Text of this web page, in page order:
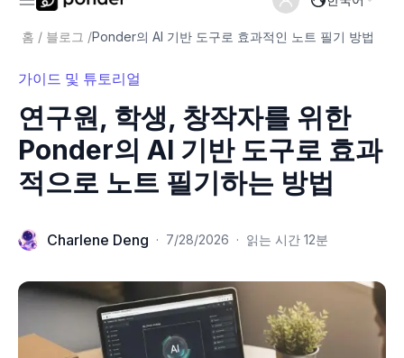
홈 / 블로그 /Ponder의 AI 기반 도구로 효과적인 노트 필기 방법
가이드 및 튜토리얼
연구원, 학생, 창작자를 위한
Ponder의 AI 기반 도구로 효과
적으로 노트 필기하는 방법
Charlene Deng · 7/28/2026 · 읽는 시간 12분